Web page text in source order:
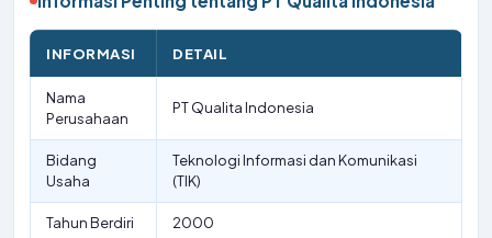
INFORMASI DETAIL
Nama
Perusahaan
PT Qualita Indonesia
Bidang
Usaha
Teknologi Informasi dan Komunikasi
(TIK)
Tahun Berdiri 2000